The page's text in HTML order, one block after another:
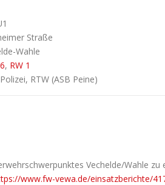
Straße
Wahle
, RW 1
RTW (ASB Peine)
Vechelde/Wahle
www.fw-vewa.de/einsatzberichte/